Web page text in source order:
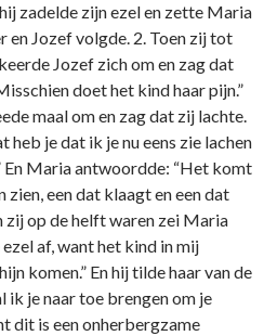
zadelde zijn ezel en zette Maria
en Jozef volgde. 2. Toen zij tot
Jozef zich om en zag dat
doet het kind haar pijn.”
maal om en zag dat zij lachte.
heb je dat ik je nu eens zie lachen
En Maria antwoordde: “Het komt
een dat klaagt en een dat
zij op de helft waren zei Maria
af, want het kind in mij
komen.” En hij tilde haar van de
ik je naar toe brengen om je
dit is een o­nherbergzame